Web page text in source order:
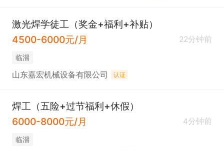
激光焊学徒工（奖金+福利+补贴）
4500-6000元/月
22分钟前
临淄
山东嘉宏机械设备有限公司 认证
焊工（五险+过节福利+休假）
6000-8000元/月
4分钟前
临淄